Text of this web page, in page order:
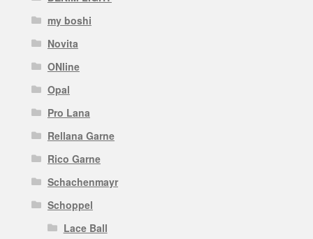
my boshi
Novita
ONline
Opal
Pro Lana
Rellana Garne
Rico Garne
Schachenmayr
Schoppel
Lace Ball